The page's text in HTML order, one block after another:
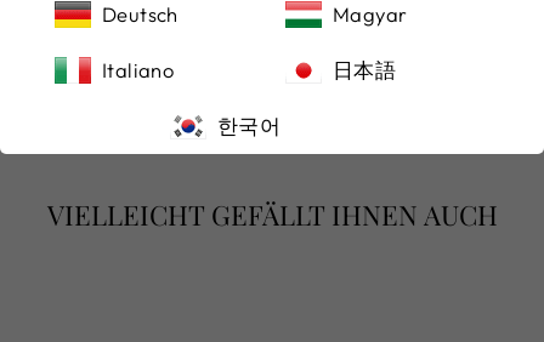
VIELLEICHT GEFÄLLT IHNEN AUCH
Deutsch Magyar
Italiano 日本語
한국어